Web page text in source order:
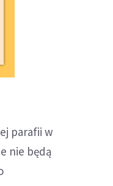
parafii w
nie będą